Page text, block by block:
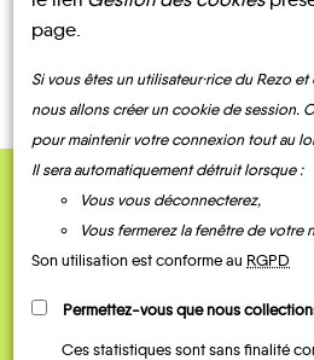
page.
Si vous êtes un utilisateur·rice du Rezo
nous allons créer un cookie de session.
pour maintenir votre connexion tout au
Il sera automatiquement détruit lorsque :
Vous vous déconnecterez,
Vous fermerez la fenêtre de votre
Son utilisation est conforme au RGPD
Permettez-vous que nous
Ces statistiques sont sans finalité